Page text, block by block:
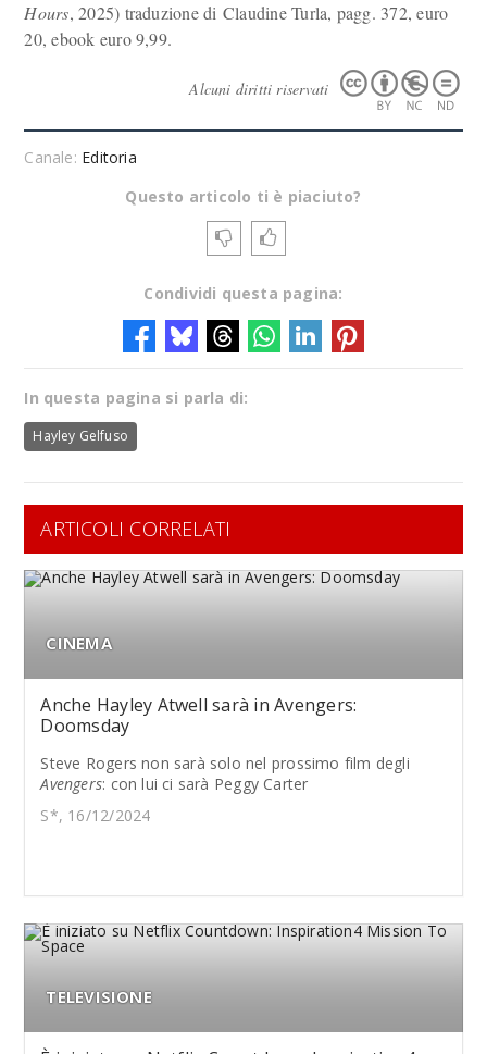
Hours, 2025) traduzione di Claudine Turla, pagg. 372, euro
20, ebook euro 9,99.
Alcuni diritti riservati
Canale: Editoria
Questo articolo ti è piaciuto?
Condividi questa pagina:
In questa pagina si parla di:
Hayley Gelfuso
ARTICOLI CORRELATI
CINEMA
Anche Hayley Atwell sarà in Avengers:
Doomsday
Steve Rogers non sarà solo nel prossimo film degli
Avengers: con lui ci sarà Peggy Carter
S*, 16/12/2024
TELEVISIONE